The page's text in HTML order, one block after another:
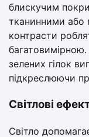
блискучим
тканинними або
контрасти
багатовимірною.
зелених гілок
підкреслюючи
Світлові
Світло